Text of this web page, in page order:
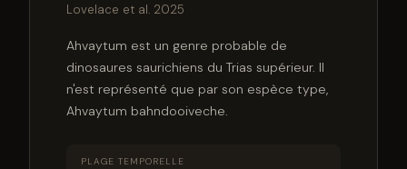
Lovelace et al. 2025
Ahvaytum est un genre probable de
dinosaures saurichiens du Trias supérieur. Il
n'est représenté que par son espèce type,
Ahvaytum bahndooiveche.
PLAGE TEMPORELLE